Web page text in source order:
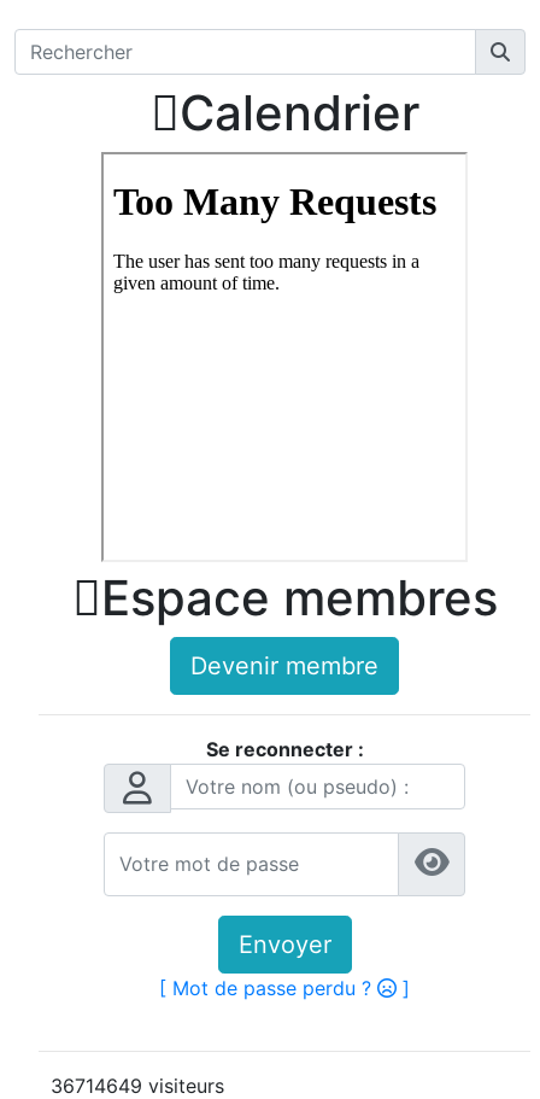
Calendrier
Espace membres
Devenir membre
Se reconnecter :
Envoyer
[ Mot de passe perdu ? ]
36714649 visiteurs